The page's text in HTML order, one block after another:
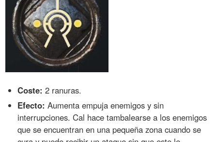
Coste: 2 ranuras.
Efecto: Aumenta empuja enemigos y sin
interrupciones. Cal hace tambalearse a los enemigos
que se encuentran en una pequeña zona cuando se